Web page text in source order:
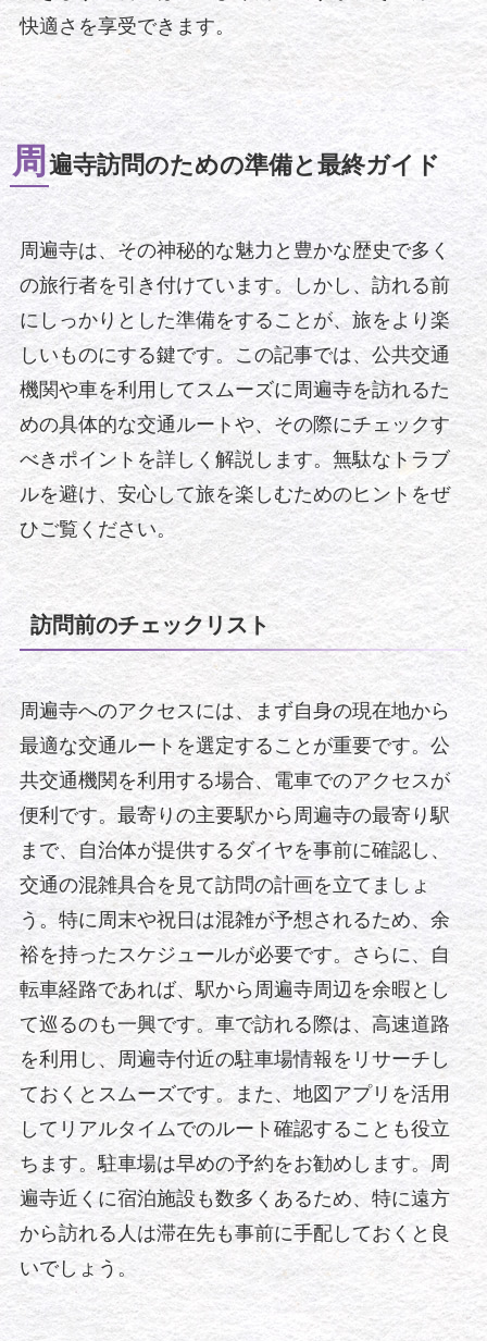
快適さを享受できます。
周遍寺訪問のための準備と最終ガイド
周遍寺は、その神秘的な魅力と豊かな歴史で多く
の旅行者を引き付けています。しかし、訪れる前
にしっかりとした準備をすることが、旅をより楽
しいものにする鍵です。この記事では、公共交通
機関や車を利用してスムーズに周遍寺を訪れるた
めの具体的な交通ルートや、その際にチェックす
べきポイントを詳しく解説します。無駄なトラブ
ルを避け、安心して旅を楽しむためのヒントをぜ
ひご覧ください。
訪問前のチェックリスト
周遍寺へのアクセスには、まず自身の現在地から
最適な交通ルートを選定することが重要です。公
共交通機関を利用する場合、電車でのアクセスが
便利です。最寄りの主要駅から周遍寺の最寄り駅
まで、自治体が提供するダイヤを事前に確認し、
交通の混雑具合を見て訪問の計画を立てましょ
う。特に周末や祝日は混雑が予想されるため、余
裕を持ったスケジュールが必要です。さらに、自
転車経路であれば、駅から周遍寺周辺を余暇とし
て巡るのも一興です。車で訪れる際は、高速道路
を利用し、周遍寺付近の駐車場情報をリサーチし
ておくとスムーズです。また、地図アプリを活用
してリアルタイムでのルート確認することも役立
ちます。駐車場は早めの予約をお勧めします。周
遍寺近くに宿泊施設も数多くあるため、特に遠方
から訪れる人は滞在先も事前に手配しておくと良
いでしょう。